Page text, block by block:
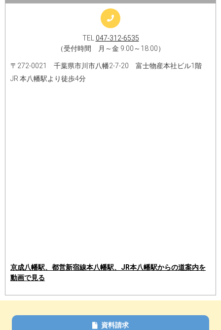
TEL 047-312-6535
（受付時間 月～金 9:00～18:00）
〒272-0021 千葉県市川市八幡2-7-20 富士物産本社ビル1階
JR 本八幡駅より徒歩4分
京成八幡駅、都営新宿線本八幡駅、JR本八幡駅からの道案内を
動画で見る
資料請求